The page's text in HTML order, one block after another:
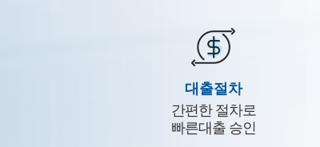
대출절차
간편한 절차로
빠른대출 승인